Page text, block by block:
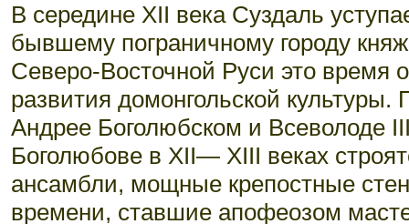
В середине XII века Суздаль
бывшему пограничному городу
Северо-Восточной Руси это время
развития домонгольской
Андрее Боголюбском и Всеволоде
Боголюбове в XII— XIII веках
ансамбли, мощные крепостные
времени, ставшие апофеозом